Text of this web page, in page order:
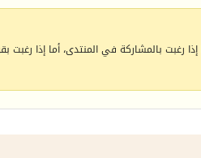
إذا رغبت بالمشاركة في المنتدى، أما إذا رغبت